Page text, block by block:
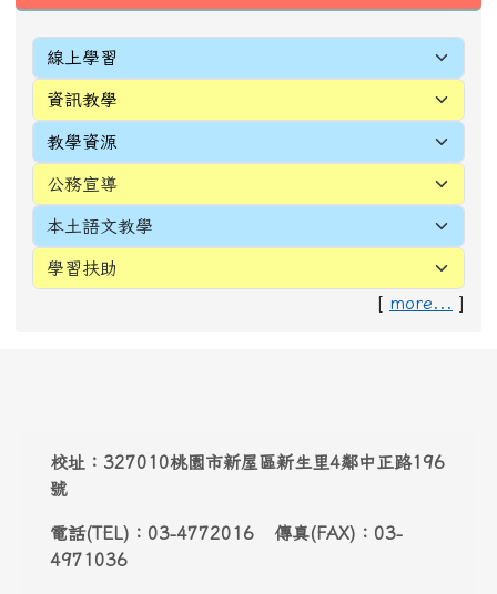
[ more... ]
校址：327010桃園市新屋區新生里4鄰中正路196
號
電話(TEL)：03-4772016 傳真(FAX)：03-
4971036